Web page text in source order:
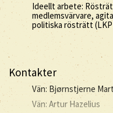
Ideellt arbete:
medlemsvärvare,
politiska rösträtt
Kontakter
Vän: Bjørnstjerne
Vän: Artur Hazelius